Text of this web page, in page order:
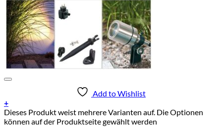
Add to Wishlist
+
Dieses Produkt weist mehrere Varianten auf. Die Optionen
können auf der Produktseite gewählt werden